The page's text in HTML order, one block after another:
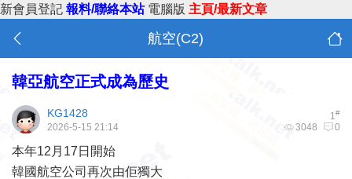
新會員登記 報料/聯絡本站 電腦版 主頁/最新文章
航空(C2)
韓亞航空正式成為歷史
1#
KG1428
3048 0
2026-5-15 21:14
本年12月17日開始
韓國航空公司再次由佢獨大